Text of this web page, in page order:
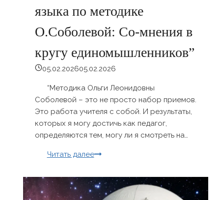
языка по методике
О.Соболевой: Со-мнения в
кругу единомышленников”
05.02.202605.02.2026
“Методика Ольги Леонидовны
Соболевой – это не просто набор приемов.
Это работа учителя с собой. И результаты,
которых я могу достичь как педагог,
определяются тем, могу ли я смотреть на…
Читать далее
февраля
Семинар